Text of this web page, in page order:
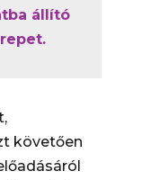
állító
követően